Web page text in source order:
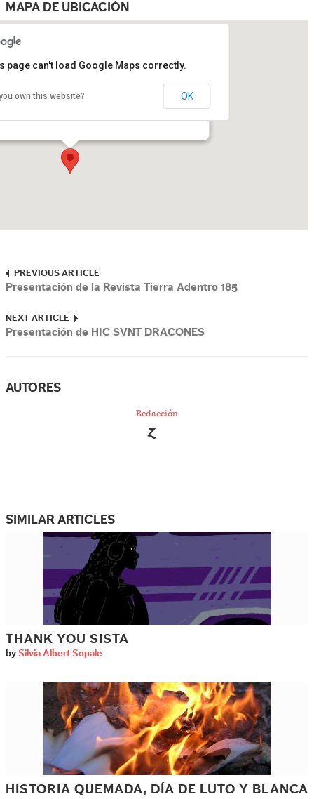
MAPA DE UBICACIÓN
UAS “Miguel Tamayo Espinoza de los Monteros”
page can't load Google Maps correctly.
own this website? OK
PREVIOUS ARTICLE
Presentación de la Revista Tierra Adentro 185
NEXT ARTICLE
Presentación de HIC SVNT DRACONES
AUTORES
Redacción
SIMILAR ARTICLES
THANK YOU SISTA
by Silvia Albert Sopale
HISTORIA QUEMADA, DÍA DE LUTO Y BLANCA